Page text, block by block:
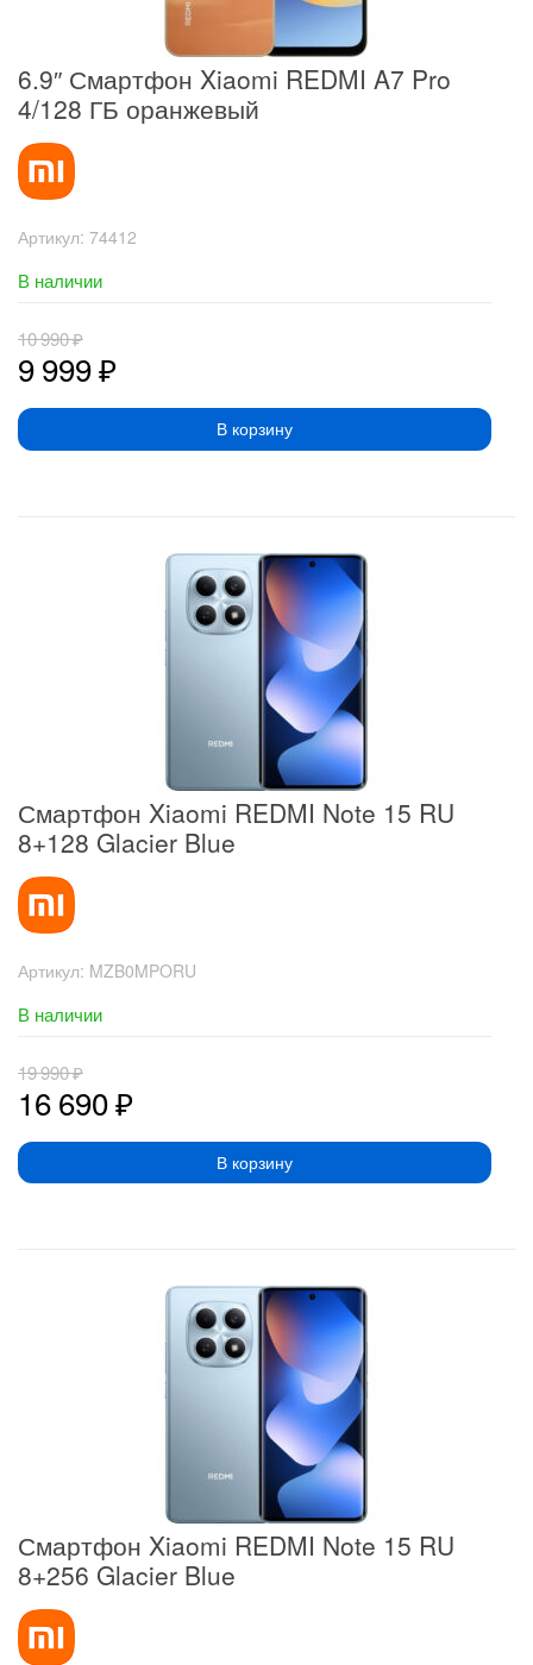
6.9″ Смартфон Xiaomi REDMI A7 Pro
4/128 ГБ оранжевый
Артикул: 74412
В наличии
9 999₽
10 990₽
В корзину
Смартфон Xiaomi REDMI Note 15 RU
8+128 Glacier Blue
Артикул: MZB0MPORU
В наличии
16 690₽
19 990₽
В корзину
Смартфон Xiaomi REDMI Note 15 RU
8+256 Glacier Blue